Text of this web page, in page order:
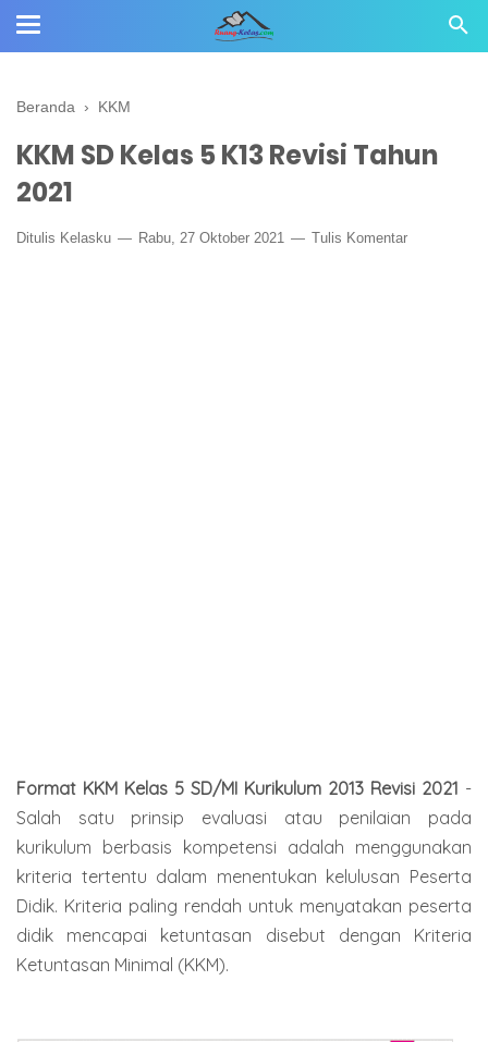
Beranda › KKM
KKM SD Kelas 5 K13 Revisi Tahun
2021
Ditulis Kelasku Rabu, 27 Oktober 2021 Tulis Komentar
Format KKM Kelas 5 SD/MI Kurikulum 2013 Revisi 2021 -
Salah satu prinsip evaluasi atau penilaian pada
kurikulum berbasis kompetensi adalah menggunakan
kriteria tertentu dalam menentukan kelulusan Peserta
Didik. Kriteria paling rendah untuk menyatakan peserta
didik mencapai ketuntasan disebut dengan Kriteria
Ketuntasan Minimal (KKM).